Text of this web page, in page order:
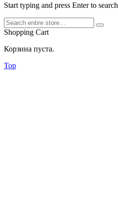
Start typing and press Enter to search
Shopping Cart
Корзина пуста.
Top